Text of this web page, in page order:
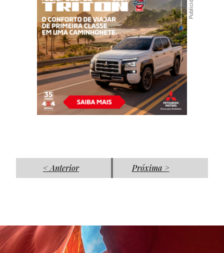
< Anterior Próxima >